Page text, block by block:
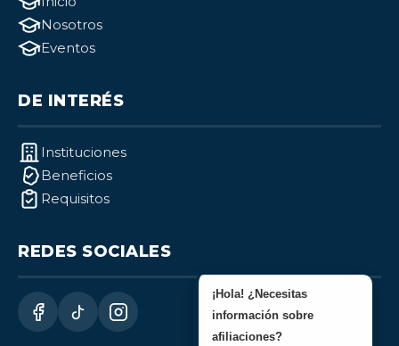
Nosotros
Eventos
DE INTERÉS
Instituciones
Beneficios
Requisitos
REDES SOCIALES
¡Hola! ¿Necesitas
información sobre
afiliaciones?